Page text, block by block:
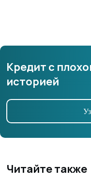
Кредит с
историей
Читайте также